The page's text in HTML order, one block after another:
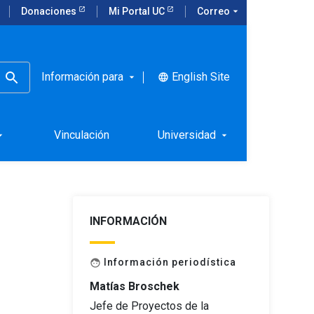
Donaciones Mi Portal UC Correo arrow_drop_down
Información para arrow_drop_down language English Site
Vinculación Universidad arrow_drop_down
INFORMACIÓN
face Información periodística
Matías Broschek
Jefe de Proyectos de la